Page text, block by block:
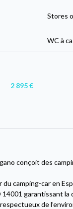
Stores
WC à
2 895 €
conçoit des
camping-car en
garantissant la
de